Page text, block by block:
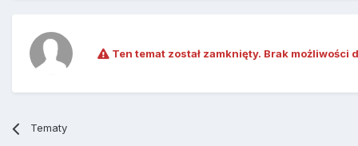
Ten temat został zamknięty. Brak możliwości
Tematy